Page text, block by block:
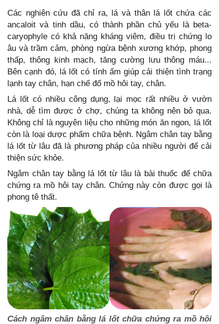
Các nghiên cứu đã chỉ ra, lá và thân lá lốt chứa các
ancaloit và tinh dầu, có thành phần chủ yếu là beta-
caryophyle có khả năng kháng viêm, điều trị chứng lo
âu và trầm cảm, phòng ngừa bệnh xương khớp, phong
thấp, thông kinh mạch, tăng cường lưu thông máu...
Bên cạnh đó, lá lốt có tính ấm giúp cải thiện tình trạng
lạnh tay chân, hạn chế đổ mồ hôi tay, chân.
Lá lốt có nhiều công dụng, lại mọc rất nhiều ở vườn
nhà, dễ tìm được ở chợ, chúng ta không nên bỏ qua.
Không chỉ là nguyên liệu cho những món ăn ngon, lá lốt
còn là loại dược phẩm chữa bệnh. Ngâm chân tay bằng
lá lốt từ lâu đã là phương pháp của nhiều người để cải
thiện sức khỏe.
Ngâm chân tay bằng lá lốt từ lâu là bài thuốc để chữa
chứng ra mồ hôi tay chân. Chứng này còn được gọi là
phong tê thất.
Cách ngâm chân bằng lá lốt chữa chứng ra mồ hôi